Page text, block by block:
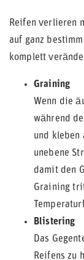
Reifen verlieren
auf ganz
komplett
Graining
Wenn die
während
und kleben
unebene
damit den
Graining
Blistering
Das
Reifens zu